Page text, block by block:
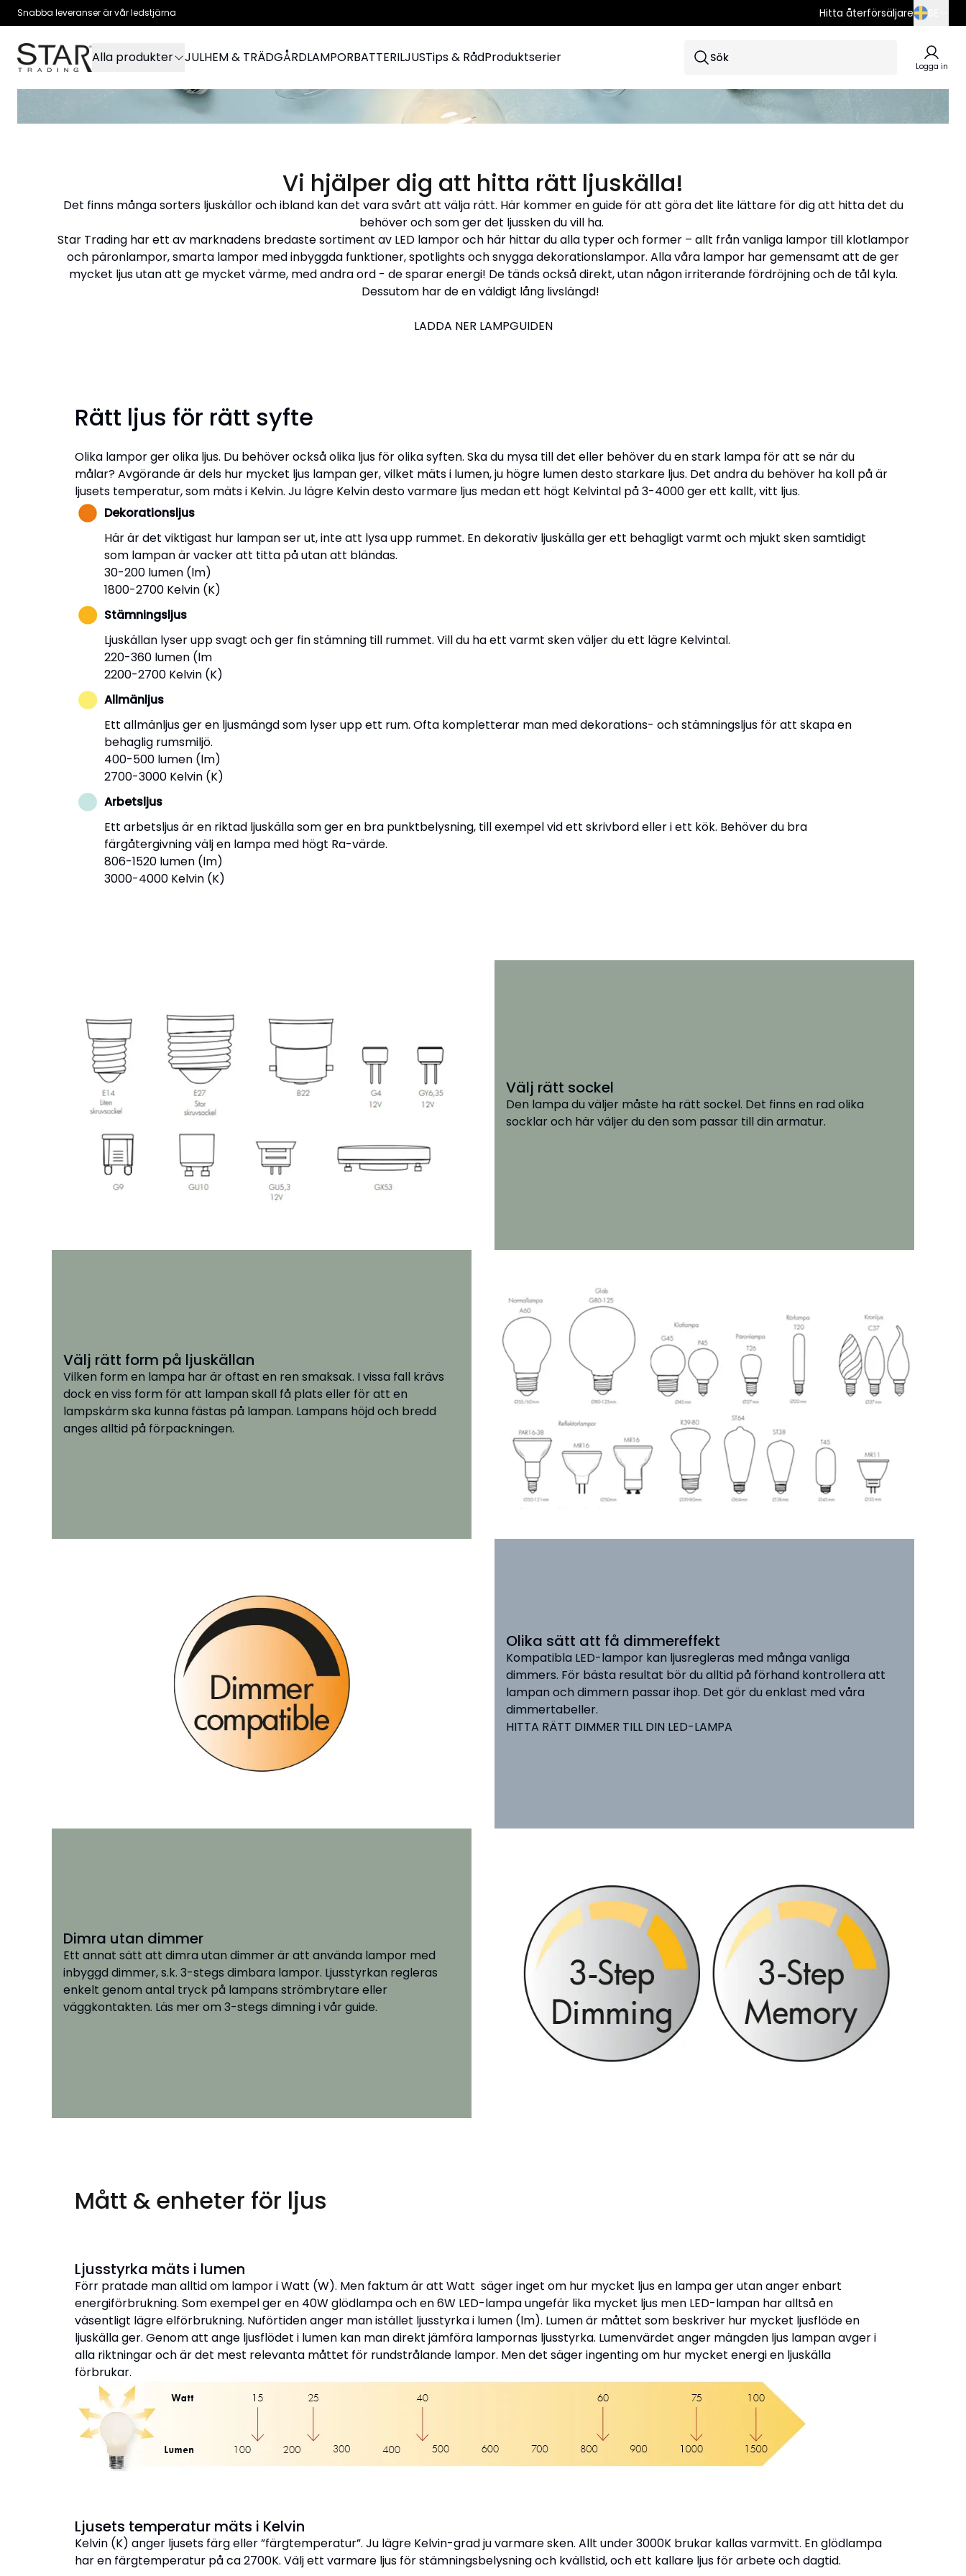
Snabba leveranser är vår ledstjärna Hitta återförsäljare
SE
EN
DE
Alla produkter JULHEM & TRÄDGÅRDLAMPORBATTERILJUSTips & RådProduktserier Sök
Logga in
Vi hjälper dig att hitta rätt ljuskälla!
Det finns mångasorters ljuskällor och ibland kan det vara svårt att välja rätt. Här kommer en guide för att göra det lite lättare för dig att hitta det du
behöver och som ger det ljussken du vill ha.
Star Trading har ett av marknadens bredaste sortiment av LED lampor och här hittar du alla typer och former – allt från vanliga lampor till klotlampor
och päronlampor, smarta lampor med inbyggda funktioner, spotlights och snygga dekorationslampor. Alla våra lampor har gemensamt att de ger
mycket ljus utan att ge mycket värme, med andra ord - de sparar energi! De tänds också direkt, utan någon irriterande fördröjning och de tål kyla.
Dessutom har de en väldigt lång livslängd!
LADDA NER LAMPGUIDEN
Rätt ljus för rätt syfte
Olika lampor ger olika ljus. Du behöver också olika ljus för olika syften. Ska du mysa till det eller behöver du en stark lampa för att se när du
målar? Avgörande är dels hur mycket ljus lampan ger, vilket mäts i lumen, ju högre lumen desto starkare ljus. Det andra du behöver ha koll på är
ljusets temperatur, som mäts i Kelvin. Ju lägre Kelvin desto varmare ljus medan ett högt Kelvintal på 3-4000 ger ett kallt, vitt ljus.
Dekorationsljus
Här är det viktigast hur lampan ser ut, inte att lysa upp rummet. En dekorativ ljuskälla ger ett behagligt varmt och mjukt sken samtidigt
som lampan är vacker att titta på utan att bländas.
30-200 lumen (lm)
1800-2700 Kelvin (K)
Stämningsljus
Ljuskällan lyser upp svagt och ger fin stämning till rummet. Vill du ha ett varmt sken väljer du ett lägre Kelvintal.
220-360 lumen (lm
2200-2700 Kelvin (K)
Allmänljus
Ett allmänljus ger en ljusmängd som lyser upp ett rum. Ofta kompletterar man med dekorations- och stämningsljus för att skapa en
behaglig rumsmiljö.
400-500 lumen (lm)
2700-3000 Kelvin (K)
Arbetsljus
Ett arbetsljus är en riktad ljuskälla som ger en bra punktbelysning, till exempel vid ett skrivbord eller i ett kök. Behöver du bra
färgåtergivning välj en lampa med högt Ra-värde.
806-1520 lumen (lm)
3000-4000 Kelvin (K)
Välj rätt sockel
Den lampa du väljer måste ha rätt sockel. Det finns en rad olika
socklar och här väljer du den som passar till din armatur.
Välj rätt form på ljuskällan
Vilken form en lampa har är oftast en ren smaksak. I vissa fall krävs
dock en viss form för att lampan skall få plats eller för att en
lampskärm ska kunna fästas på lampan. Lampans höjd och bredd
anges alltid på förpackningen.
Olika sätt att få dimmereffekt
Kompatibla LED-lampor kan ljusregleras med många vanliga
dimmers. För bästa resultat bör du alltid på förhand kontrollera att
lampan och dimmern passar ihop. Det gör du enklast med våra
dimmertabeller.
HITTA RÄTT DIMMER TILL DIN LED-LAMPA
Dimra utan dimmer
Ett annat sätt att dimra utan dimmer är att använda lampor med
inbyggd dimmer, s.k. 3-stegs dimbara lampor. Ljusstyrkan regleras
enkelt genom antal tryck på lampans strömbrytare eller
väggkontakten. Läs mer om 3-stegs dimning i vår guide.
Mått & enheter för ljus
Ljusstyrka mäts i lumen
Förr pratade man alltid om lampor i Watt (W). Men faktum är att Watt säger inget om hur mycket ljus en lampa ger utan anger enbart
energiförbrukning. Som exempel ger en 40W glödlampa och en 6W LED-lampa ungefär lika mycket ljus men LED-lampan har alltså en
väsentligt lägre elförbrukning. Nuförtiden anger man istället ljusstyrka i lumen (lm). Lumen är måttet som beskriver hur mycket ljusflöde en
ljuskälla ger. Genom att ange ljusflödet i lumen kan man direkt jämföra lampornas ljusstyrka. Lumenvärdet anger mängden ljus lampan avger i
alla riktningar och är det mest relevanta måttet för rundstrålande lampor. Men det säger ingenting om hur mycket energi en ljuskälla
förbrukar.
Ljusets temperatur mäts i Kelvin
Kelvin (K) anger ljusets färg eller ”färgtemperatur”. Ju lägre Kelvin-grad ju varmare sken. Allt under 3000K brukar kallas varmvitt. En glödlampa
har en färgtemperatur på ca 2700K. Välj ett varmare ljus för stämningsbelysning och kvällstid, och ett kallare ljus för arbete och dagtid.